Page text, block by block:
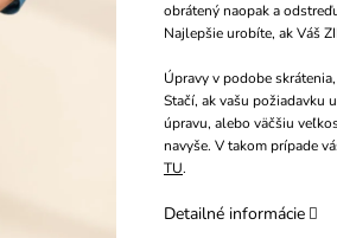
obrátený naopak a
Najlepšie urobíte, ak Váš
Úpravy v podobe
Stačí, ak vašu požiadavku
úpravu, alebo väčšiu
navyše. V takom prípade
TU.
Detailné informácie